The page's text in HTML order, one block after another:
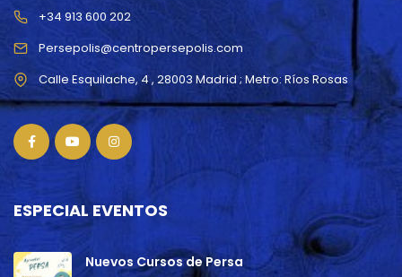
Persepolis@centropersepolis.com
+34 913 600 202
ESPECIAL EVENTOS
Nuevos Cursos de Persa